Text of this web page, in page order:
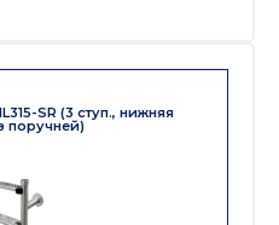
SR (3 ступ., нижняя
поручней)